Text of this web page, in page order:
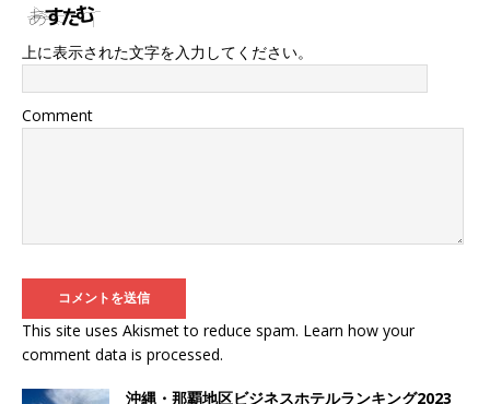
上に表示された文字を入力してください。
Comment
This site uses Akismet to reduce spam. Learn how your
comment data is processed.
沖縄・那覇地区ビジネスホテルランキング2023